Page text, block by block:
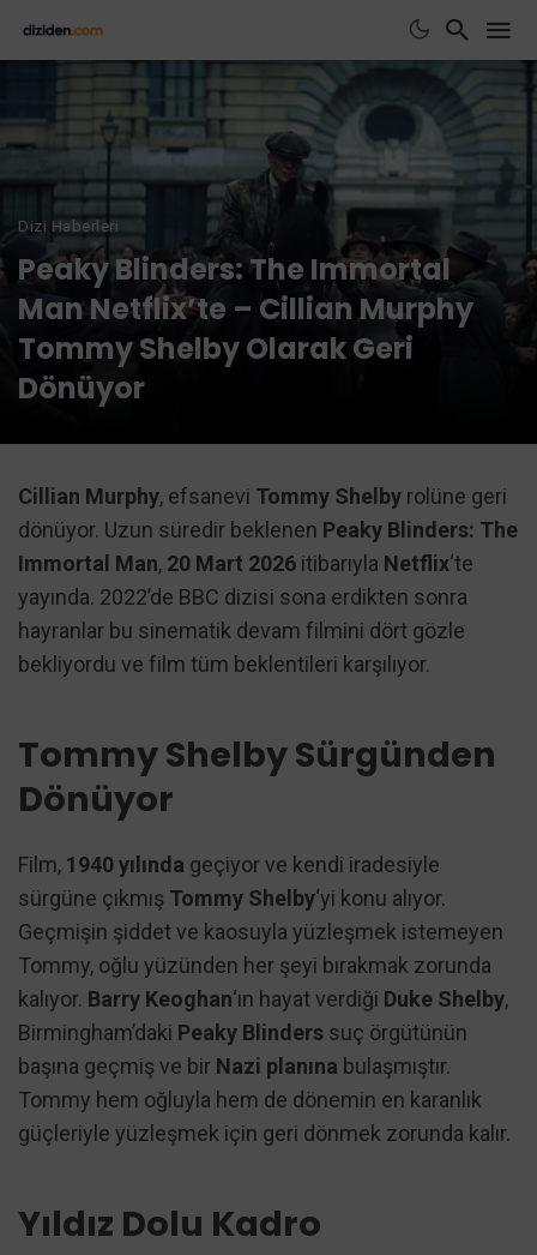
Dizi Haberleri
Peaky Blinders: The Immortal
Man Netflix’te – Cillian Murphy
Tommy Shelby Olarak Geri
Dönüyor
Cillian Murphy, efsanevi Tommy Shelby rolüne geri
dönüyor. Uzun süredir beklenen Peaky Blinders: The
Immortal Man, 20 Mart 2026 itibarıyla Netflix‘te
yayında. 2022’de BBC dizisi sona erdikten sonra
hayranlar bu sinematik devam filmini dört gözle
bekliyordu ve film tüm beklentileri karşılıyor.
Tommy Shelby Sürgünden
Dönüyor
Film, 1940 yılında geçiyor ve kendi iradesiyle
sürgüne çıkmış Tommy Shelby‘yi konu alıyor.
Geçmişin şiddet ve kaosuyla yüzleşmek istemeyen
Tommy, oğlu yüzünden her şeyi bırakmak zorunda
kalıyor. Barry Keoghan‘ın hayat verdiği Duke Shelby,
Birmingham’daki Peaky Blinders suç örgütünün
başına geçmiş ve bir Nazi planına bulaşmıştır.
Tommy hem oğluyla hem de dönemin en karanlık
güçleriyle yüzleşmek için geri dönmek zorunda kalır.
Yıldız Dolu Kadro